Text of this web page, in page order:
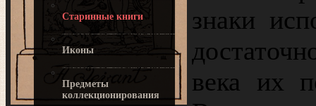
Старинные книги
Иконы
Предметы
коллекционирования
знаки
века их